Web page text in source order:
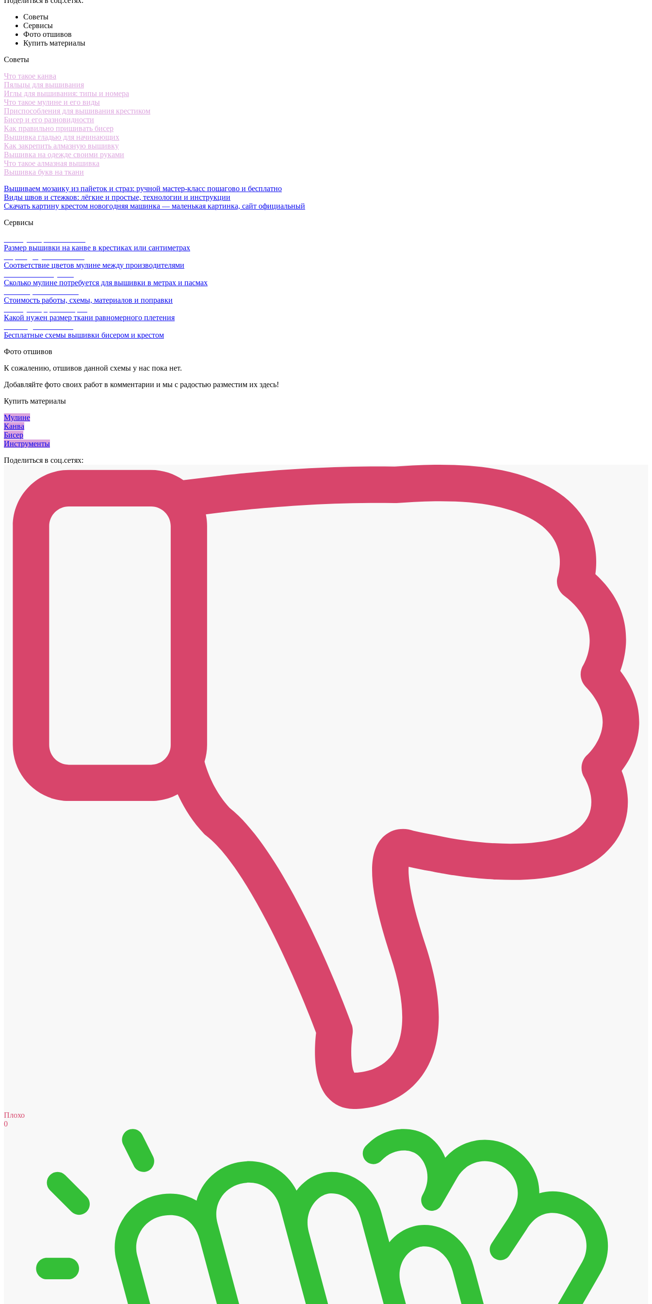
Советы
Сервисы
Фото отшивов
Купить материалы
Советы
Что такое канва
Пяльцы для вышивания
Иглы для вышивания: типы и номера
Что такое мулине и его виды
Приспособления для вышивания крестиком
Бисер и его разновидности
Как правильно пришивать бисер
Вышивка гладью для начинающих
Как закрепить алмазную вышивку
Вышивка на одежде своими руками
Что такое алмазная вышивка
Вышивка букв на ткани
Вышиваем мозаику из пайеток и страз: ручной мастер-класс пошагово и бесплатно
Виды швов и стежков: лёгкие и простые, технологии и инструкции
Скачать картину крестом новогодняя машинка — маленькая картинка, сайт официальный
Сервисы
Размер вышивки на канве в крестиках или сантиметрах
Соответствие цветов мулине между производителями
Сколько мулине потребуется для вышивки в метрах и пасмах
Стоимость работы, схемы, материалов и поправки
Какой нужен размер ткани равномерного плетения
Бесплатные схемы вышивки бисером и крестом
Фото отшивов
К сожалению, отшивов данной схемы у нас пока нет.
Добавляйте фото своих работ в комментарии и мы с радостью разместим их здесь!
Купить материалы
Мулине
Канва
Бисер
Инструменты
Поделиться в соц.сетях:
Плохо
0